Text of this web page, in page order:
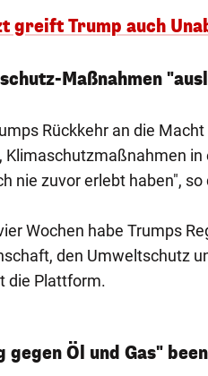
greift Trump auch
Maßnahmen
Rückkehr an die
Klimaschutzmaßnahmen
nie zuvor erlebt haben",
Wochen habe Trumps
den Umweltschutz
die Plattform.
gegen Öl und Gas"